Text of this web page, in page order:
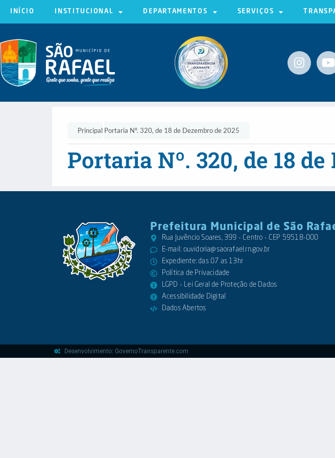
INÍCIO INSTITUCIONAL DEPARTAMENTOS SERVIÇOS
Principal Portaria Nº. 320, de 18 de Dezembro de 2025
Portaria Nº. 320, de 18
Prefeitura Municipal de São
Rua Juvêncio Soares, 399 - Centro - CEP 59518-000
E-mail: ouvidoria@saorafael.rn.gov.br
Expediente: das 07 as 13hr
Política de Privacidade
LGPD - Lei Geral de Proteção de Dados
Acessibilidade Digital
Dados Abertos
Desenvolvimento: GovernoTransparente.com